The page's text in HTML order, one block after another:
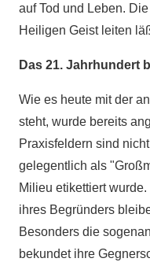
auf Tod und Leben.
Heiligen Geist leiten
Das 21. Jahrhundert
Wie es heute mit der
steht, wurde bereits
Praxisfeldern sind
gelegentlich als
Milieu etikettiert
ihres Begründers
Besonders die
bekundet ihre